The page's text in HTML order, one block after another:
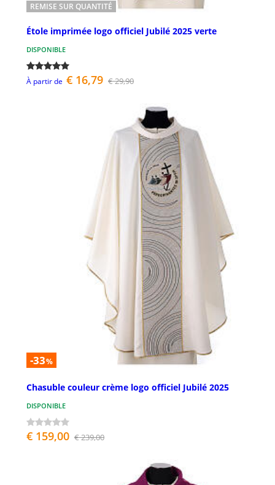
REMISE SUR QUANTITÉ
Étole imprimée logo officiel Jubilé 2025 verte
DISPONIBLE
À partir de € 16,79 € 29,90
-33%
Chasuble couleur crème logo officiel Jubilé 2025
DISPONIBLE
€ 159,00 € 239,00